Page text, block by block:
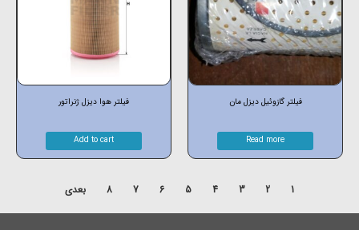
فیلتر گازوئیل دیزل مان
Read more
فیلتر هوا دیزل ژنراتور
Add to cart
1
2
3
4
5
6
7
8 بعدی